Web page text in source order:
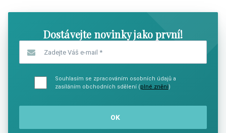
Dostávejte novinky jako první!
Souhlasím se zpracováním osobních údajů a
zasíláním obchodních sdělení (plné znění)